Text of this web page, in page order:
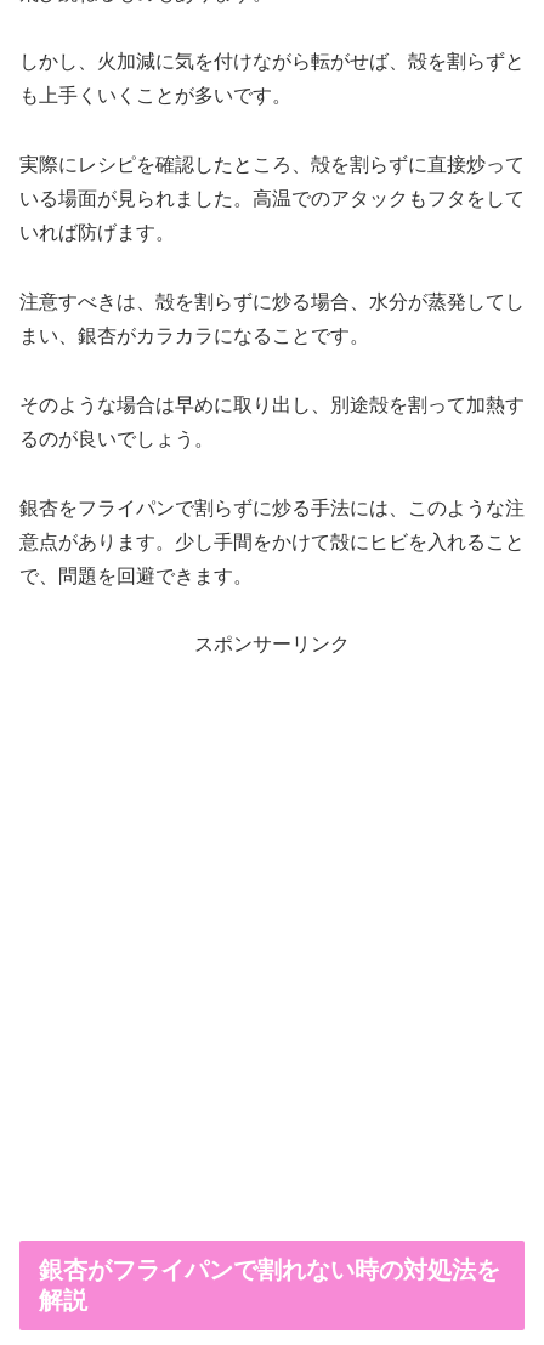
しかし、火加減に気を付けながら転がせば、殻を割らずと
も上手くいくことが多いです。
実際にレシピを確認したところ、殻を割らずに直接炒って
いる場面が見られました。高温でのアタックもフタをして
いれば防げます。
注意すべきは、殻を割らずに炒る場合、水分が蒸発してし
まい、銀杏がカラカラになることです。
そのような場合は早めに取り出し、別途殻を割って加熱す
るのが良いでしょう。
銀杏をフライパンで割らずに炒る手法には、このような注
意点があります。少し手間をかけて殻にヒビを入れること
で、問題を回避できます。
スポンサーリンク
銀杏がフライパンで割れない時の対処法を
解説